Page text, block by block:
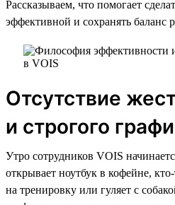
Рассказываем, что помогает
эффективной и сохранять баланс
Отсутствие
и строгого
Утро сотрудников VOIS
открывает ноутбук в кофейне,
на тренировку или гуляет с